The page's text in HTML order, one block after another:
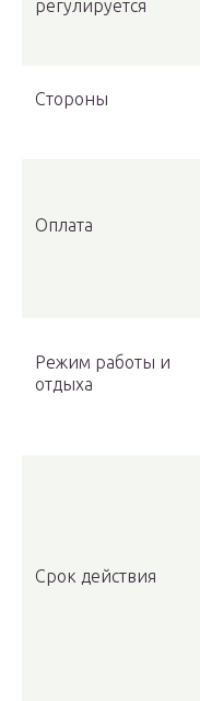
регулируется
Стороны
Оплата
Режим работы и
отдыха
Срок действия